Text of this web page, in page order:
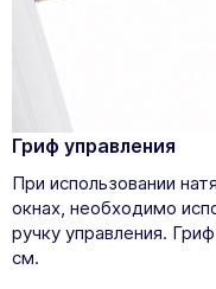
Гриф управления
При использовании
окнах, необходимо
ручку управления.
см.